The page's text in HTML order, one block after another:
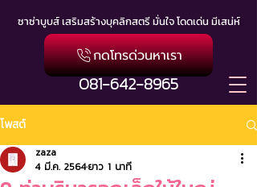
ซาซ่าบูบส์ เสริมสร้างบุคลิกสตรี มั่นใจ โดดเด่น มีเสน่ห์
081-642-8965
กดโทรด่วนหาเรา
โพสต์
zaza
4 มี.ค. 2564ยาว 1 นาที